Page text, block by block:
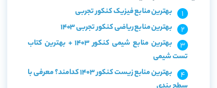
بهترین منابع فیزیک کنکور تجربی
بهترین منابع ریاضی کنکور تجربی 1403
بهترین منابع شیمی کنکور 1403 + بهترین کتاب
تست شیمی
بهترین منابع زیست کنکور 1403 کدامند؟ معرفی با